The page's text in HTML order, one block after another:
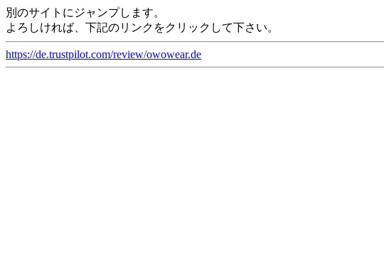
別のサイトにジャンプします。
よろしければ、下記のリンクをクリックして下さい。
https://de.trustpilot.com/review/owowear.de